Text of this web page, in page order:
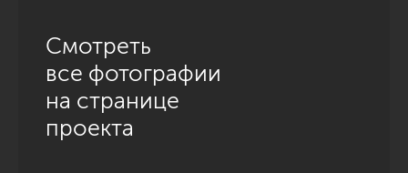
Смотреть
все фотографии
на странице
проекта